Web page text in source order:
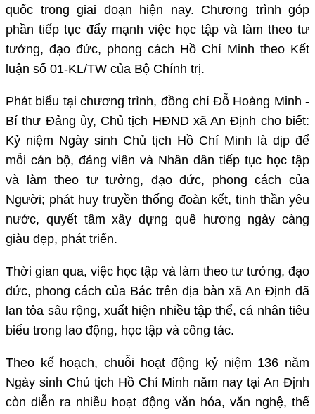
quốc trong giai đoạn hiện nay. Chương trình góp
phần tiếp tục đẩy mạnh việc học tập và làm theo tư
tưởng, đạo đức, phong cách Hồ Chí Minh theo Kết
luận số 01-KL/TW của Bộ Chính trị.
Phát biểu tại chương trình, đồng chí Đỗ Hoàng Minh -
Bí thư Đảng ủy, Chủ tịch HĐND xã An Định cho biết:
Kỷ niệm Ngày sinh Chủ tịch Hồ Chí Minh là dịp để
mỗi cán bộ, đảng viên và Nhân dân tiếp tục học tập
và làm theo tư tưởng, đạo đức, phong cách của
Người; phát huy truyền thống đoàn kết, tinh thần yêu
nước, quyết tâm xây dựng quê hương ngày càng
giàu đẹp, phát triển.
Thời gian qua, việc học tập và làm theo tư tưởng, đạo
đức, phong cách của Bác trên địa bàn xã An Định đã
lan tỏa sâu rộng, xuất hiện nhiều tập thể, cá nhân tiêu
biểu trong lao động, học tập và công tác.
Theo kế hoạch, chuỗi hoạt động kỷ niệm 136 năm
Ngày sinh Chủ tịch Hồ Chí Minh năm nay tại An Định
còn diễn ra nhiều hoạt động văn hóa, văn nghệ, thể